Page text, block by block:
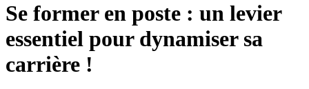
Se former en poste : un levier
essentiel pour dynamiser sa
carrière !